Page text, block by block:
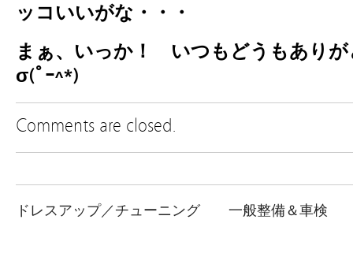
ッコいいがな・・・
まぁ、いっか！ いつもどうもあり
σ(ﾟｰ^*)
Comments are closed.
ドレスアップ／チューニング 一般整備＆車検